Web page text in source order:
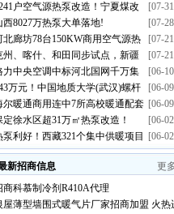
心温控集采订单
户空气源热泵改造！宁夏煤改
洁取暖示范项目招标启动
[07-
西8027万热泵大单落地!
[07-
北廊坊78台150KW商用空气源热
标
[07-
州、喀什、和田同步试点，新疆
电工程采购意向空气源热泵设
求
[07-
力中央空调中标河北国网千万集
单
[06-
万元！中国地质大学(武汉)螺杆
冷热泵机组公开招标
[06-
尔暖通商用连中7所高校暖通配套 [06-
定徐水区超31万㎡热泵改造！
[06-
泵利好！西藏321个集中供暖项目
[06-
新招商信息
更
商科慕制冷剂R410A代理
屋薄型墙围式暖气片厂家招商加盟 火热